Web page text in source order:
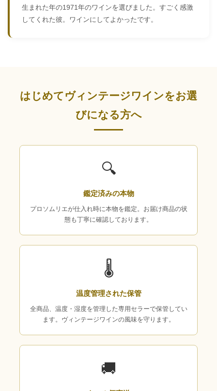
生まれた年の1971年のワインを選びました。すごく感激
してくれた彼。ワインにしてよかったです。
はじめてヴィンテージワインをお選
びになる方へ
🔍
鑑定済みの本物
プロソムリエが仕入れ時に本物を鑑定。お届け商品の状
態も丁寧に確認しております。
🌡
温度管理された保管
全商品、温度・湿度を管理した専用セラーで保管してい
ます。ヴィンテージワインの風味を守ります。
🚚